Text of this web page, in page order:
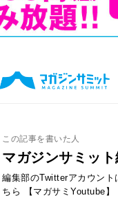
この記事を書いた人
マガジンサミッ
編集部のTwitterアカウント
ちら
【マガサミYoutube】